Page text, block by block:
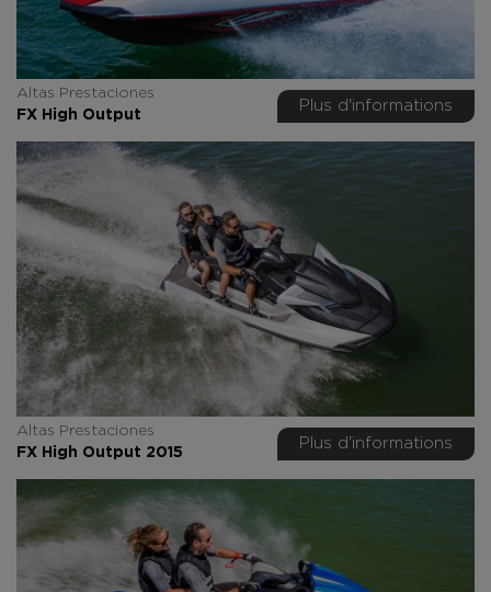
Altas Prestaciones
FX High Output
Plus d'informations
Altas Prestaciones
FX High Output 2015
Plus d'informations